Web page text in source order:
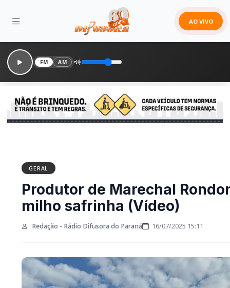
AO VIVO
FM AM
GERAL
Produtor de Marechal
milho safrinha (Vídeo)
Redação - Rádio Difusora do Paraná 16/07/2025 15:11